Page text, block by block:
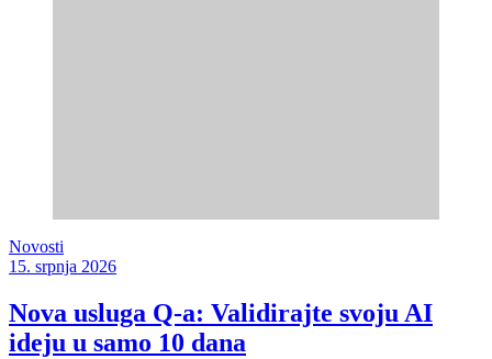
Novosti
15. srpnja 2026
Nova usluga Q-a: Validirajte svoju AI
ideju u samo 10 dana